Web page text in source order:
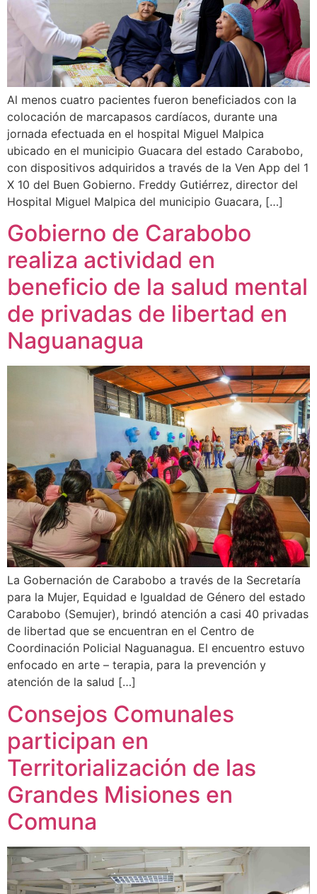
Al menos cuatro pacientes fueron beneficiados con la
colocación de marcapasos cardíacos, durante una
jornada efectuada en el hospital Miguel Malpica
ubicado en el municipio Guacara del estado Carabobo,
con dispositivos adquiridos a través de la Ven App del 1
X 10 del Buen Gobierno. Freddy Gutiérrez, director del
Hospital Miguel Malpica del municipio Guacara, […]
Gobierno de Carabobo
realiza actividad en
beneficio de la salud mental
de privadas de libertad en
Naguanagua
La Gobernación de Carabobo a través de la Secretaría
para la Mujer, Equidad e Igualdad de Género del estado
Carabobo (Semujer), brindó atención a casi 40 privadas
de libertad que se encuentran en el Centro de
Coordinación Policial Naguanagua. El encuentro estuvo
enfocado en arte – terapia, para la prevención y
atención de la salud […]
Consejos Comunales
participan en
Territorialización de las
Grandes Misiones en
Comuna